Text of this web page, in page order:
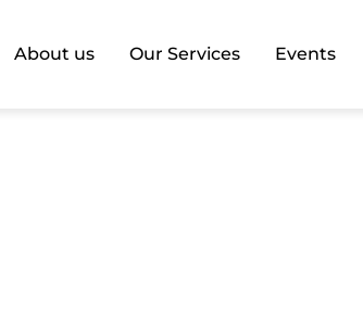
About us Our Services Events